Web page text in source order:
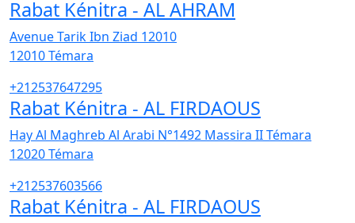
Rabat Kénitra - AL AHRAM
Avenue Tarik Ibn Ziad 12010
12010Témara
+212537647295
Rabat Kénitra - AL FIRDAOUS
Hay Al Maghreb Al Arabi N°1492 Massira II Témara
12020Témara
+212537603566
Rabat Kénitra - AL FIRDAOUS